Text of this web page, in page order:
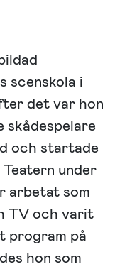
scenskola i
det var hon
skådespelare
och startade
under
arbetat som
TV och varit
program på
hon som